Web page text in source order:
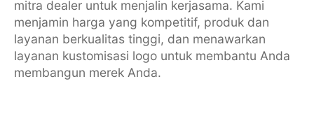
mitra dealer untuk menjalin kerjasama. Kami
menjamin harga yang kompetitif, produk dan
layanan berkualitas tinggi, dan menawarkan
layanan kustomisasi logo untuk membantu Anda
membangun merek Anda.